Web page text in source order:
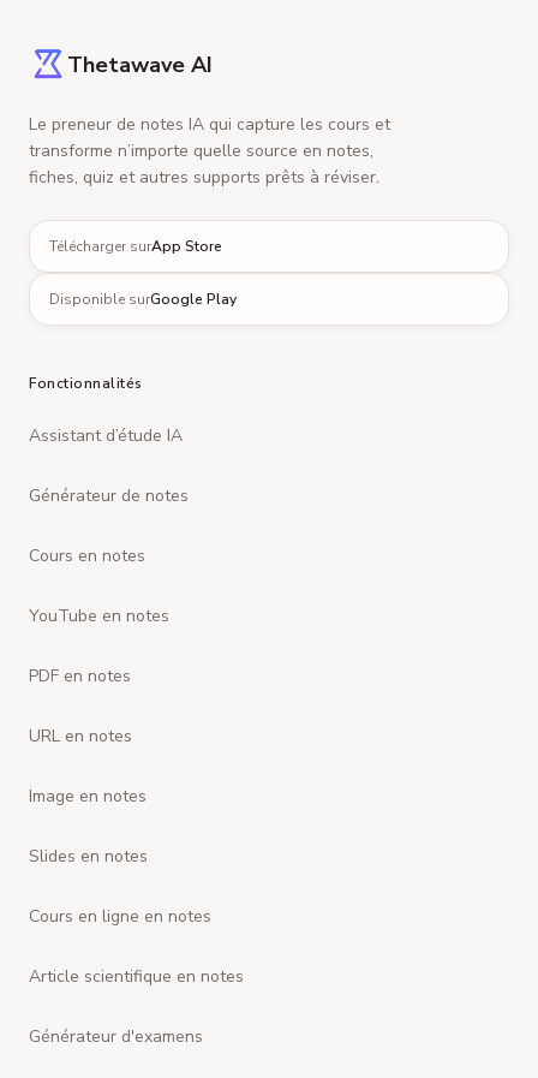
Thetawave AI
Le preneur de notes IA qui capture les cours et
transforme n’importe quelle source en notes,
fiches, quiz et autres supports prêts à réviser.
Télécharger surApp Store
Disponible surGoogle Play
Fonctionnalités
Assistant d’étude IA
Générateur de notes
Cours en notes
YouTube en notes
PDF en notes
URL en notes
Image en notes
Slides en notes
Cours en ligne en notes
Article scientifique en notes
Générateur d'examens